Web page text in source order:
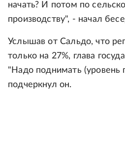
начать? И потом по
производству", - начал
Услышав от Сальдо, что
только на 27%, глава
"Надо поднимать (уровень
подчеркнул он.